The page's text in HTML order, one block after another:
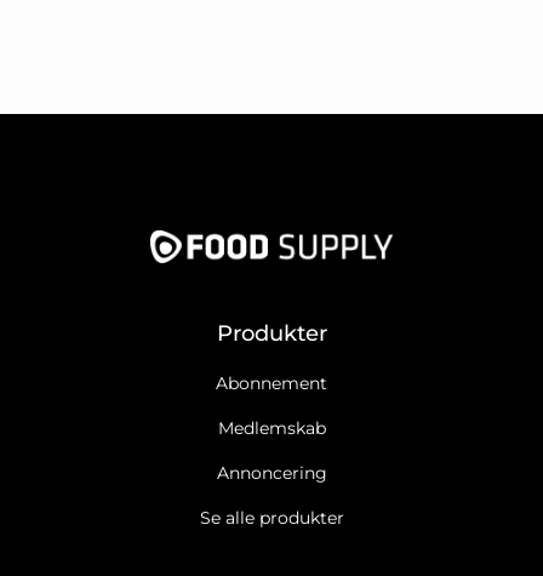
Produkter
Abonnement
Medlemskab
Annoncering
Se alle produkter